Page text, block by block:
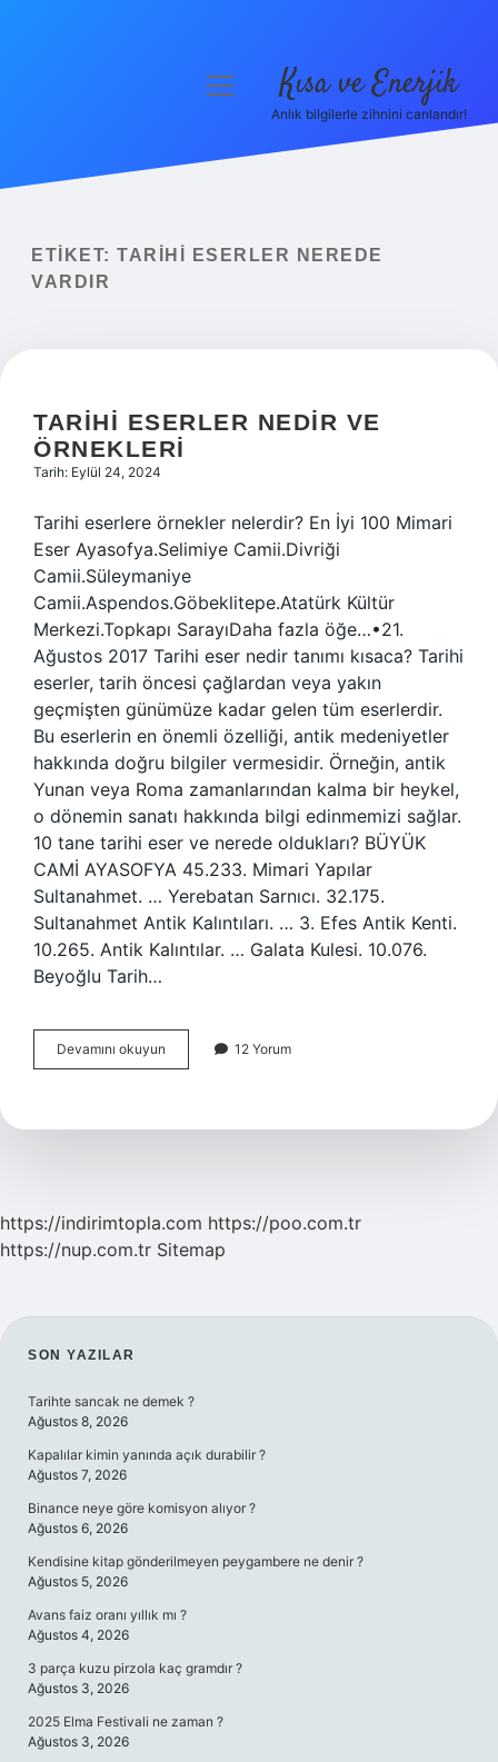
Yasal Uyarı
menüyü
Kısa ve Enerjik
Anlık bilgilerle zihnini canlandır!
ETIKET: TARIHI ESERLER NEREDE
VARDIR
TARIHI ESERLER NEDIR VE
ÖRNEKLERI
Tarih: Eylül 24, 2024
Tarihi eserlere örnekler nelerdir? En İyi 100 Mimari
Eser Ayasofya.Selimiye Camii.Divriği
Camii.Süleymaniye
Camii.Aspendos.Göbeklitepe.Atatürk Kültür
Merkezi.Topkapı SarayıDaha fazla öğe…•21.
Ağustos 2017 Tarihi eser nedir tanımı kısaca? Tarihi
eserler, tarih öncesi çağlardan veya yakın
geçmişten günümüze kadar gelen tüm eserlerdir.
Bu eserlerin en önemli özelliği, antik medeniyetler
hakkında doğru bilgiler vermesidir. Örneğin, antik
Yunan veya Roma zamanlarından kalma bir heykel,
o dönemin sanatı hakkında bilgi edinmemizi sağlar.
10 tane tarihi eser ve nerede oldukları? BÜYÜK
CAMİ AYASOFYA 45.233. Mimari Yapılar
Sultanahmet. … Yerebatan Sarnıcı. 32.175.
Sultanahmet Antik Kalıntıları. … 3. Efes Antik Kenti.
10.265. Antik Kalıntılar. … Galata Kulesi. 10.076.
Beyoğlu Tarih…
Devamını okuyun
Eserler
Örnekleri
12 Yorum
https://indirimtopla.com https://poo.com.tr
https://nup.com.tr Sitemap
SIDEBAR
SON YAZILAR
Tarihte sancak ne demek ?
Ağustos 8, 2026
Kapalılar kimin yanında açık durabilir ?
Ağustos 7, 2026
Binance neye göre komisyon alıyor ?
Ağustos 6, 2026
Kendisine kitap gönderilmeyen peygambere ne denir ?
Ağustos 5, 2026
Avans faiz oranı yıllık mı ?
Ağustos 4, 2026
3 parça kuzu pirzola kaç gramdır ?
Ağustos 3, 2026
2025 Elma Festivali ne zaman ?
Ağustos 3, 2026